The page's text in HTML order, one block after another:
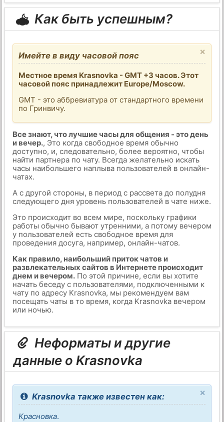
Как быть успешным?
×
Имейте в виду часовой пояс
Местное время Krasnovka - GMT +3 часов. Этот
часовой пояс принадлежит Europe/Moscow.
GMT - это аббревиатура от стандартного времени
по Гринвичу.
Все знают, что лучшие часы для общения - это день
и вечер., Это когда свободное время обычно
доступно, и, следовательно, более вероятно, чтобы
найти партнера по чату. Всегда желательно искать
часы наибольшего наплыва пользователей в онлайн-
чатах.
А с другой стороны, в период с рассвета до полудня
следующего дня уровень пользователей в чате ниже.
Это происходит во всем мире, поскольку графики
работы обычно бывают утренними, а потому вечером
у пользователей есть свободное время для
проведения досуга, например, онлайн-чатов.
Как правило, наибольший приток чатов и
развлекательных сайтов в Интернете происходит
днем и вечером.По этой причине, если вы хотите
начать беседу с пользователями, подключенными к
чату по адресу Krasnovka, мы рекомендуем вам
посещать чаты в то время, когда Krasnovka вечером
или ночью.
Неформаты и другие
данные о Krasnovka
×
Krasnovka также известен как:
Красновка.